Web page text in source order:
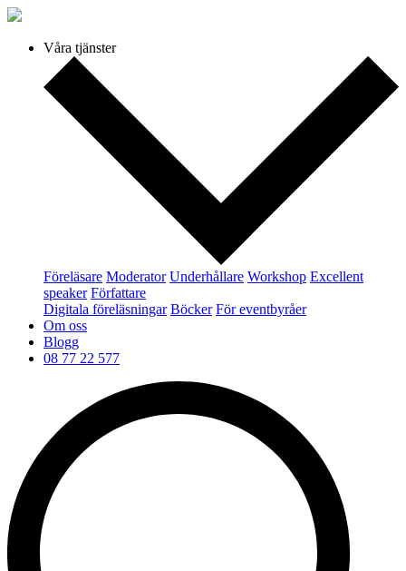
Våra tjänster
Föreläsare Moderator Underhållare Workshop Excellent
speaker Författare
Digitala föreläsningar Böcker För eventbyråer
Om oss
Blogg
08 77 22 577